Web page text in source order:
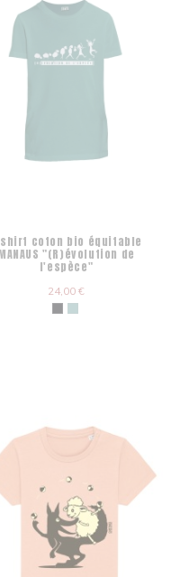
coton bio équitable
"(R)évolution de
l'espèce"
24,00 €